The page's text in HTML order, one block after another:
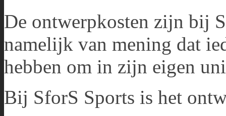
De ontwerpkosten zijn bij
namelijk van mening dat
hebben om in zijn eigen
Bij SforS Sports is het